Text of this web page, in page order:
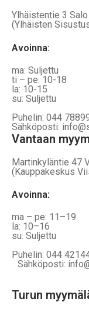
Ylhäistentie 3 Salo
(Ylhäisten
Avoinna:
ma: Suljettu
ti – pe: 10-18
la: 10-15
su: Suljettu
Puhelin: 044
Sähköposti:
Vantaan
Martinkyläntie 47
(Kauppakeskus
Avoinna:
ma – pe: 11–19
la: 10–16
su: Suljettu
Puhelin: 044
Sähköposti:
Turun